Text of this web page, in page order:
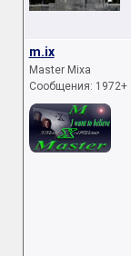
m.ix
Master Mixa
Сообщения: 1972+